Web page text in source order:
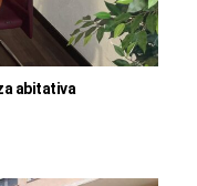
abitativa